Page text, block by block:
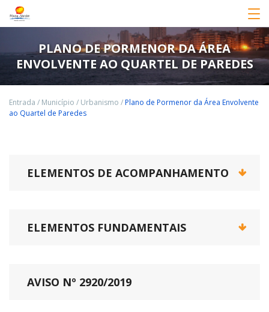
PLANO DE PORMENOR DA ÁREA
ENVOLVENTE AO QUARTEL DE PAREDES
Entrada / Município / Urbanismo /Plano de Pormenor da Área Envolvente
ao Quartel de Paredes
ELEMENTOS DE ACOMPANHAMENTO
ELEMENTOS FUNDAMENTAIS
AVISO Nº 2920/2019